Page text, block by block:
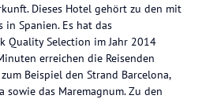
Dieses Hotel gehört zu den mit
in Spanien. Es hat das
Quality Selection im Jahr 2014
erreichen die Reisenden
Beispiel den Strand Barcelona,
sowie das Maremagnum. Zu den